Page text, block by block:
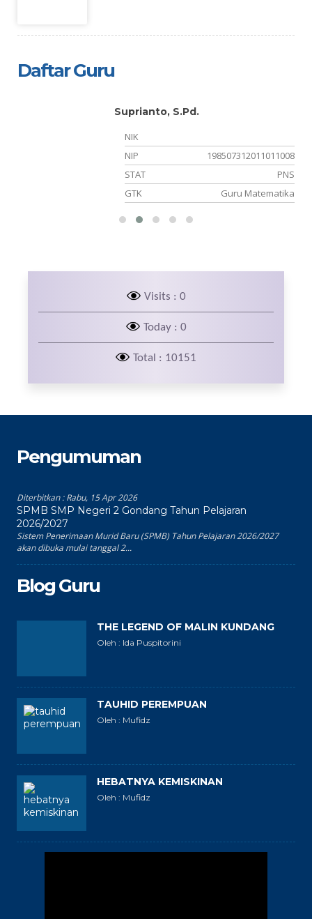
Daftar Guru
Suprianto, S.Pd.
NIK
NIP
198507312011011008
STAT
PNS
GTK
Guru Matematika
Visits : 0
Today : 0
Total : 10151
Pengumuman
Diterbitkan :Rabu, 15 Apr 2026
SPMB SMP Negeri 2 Gondang Tahun Pelajaran
2026/2027
Sistem Penerimaan Murid Baru (SPMB) Tahun Pelajaran 2026/2027
akan dibuka mulai tanggal 2...
Blog Guru
THE LEGEND OF MALIN KUNDANG
Oleh : Ida Puspitorini
TAUHID PEREMPUAN
Oleh : Mufidz
HEBATNYA KEMISKINAN
Oleh : Mufidz